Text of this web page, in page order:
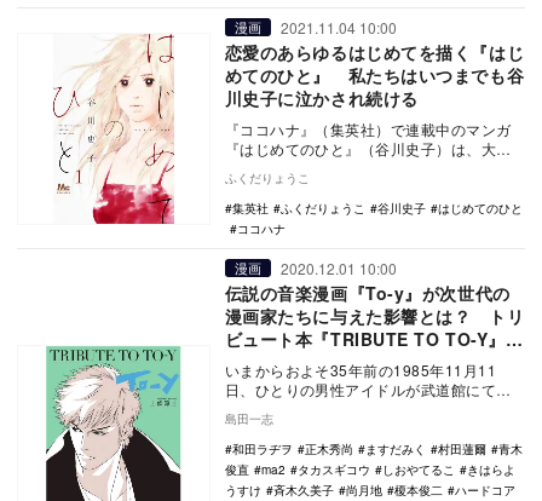
漫画 2021.11.04 10:00
恋愛のあらゆるはじめてを描く『はじ
めてのひと』 私たちはいつまでも谷
川史子に泣かされ続ける
『ココハナ』（集英社）で連載中のマンガ
『はじめてのひと』（谷川史子）は、大人
「はじめて」を描…
ふくだりょうこ
集英社
ふくだりょうこ 谷川史子
はじめてのひと
ココハナ
漫画 2020.12.01 10:00
伝説の音楽漫画『To-y』が次世代の
漫画家たちに与えた影響とは？ トリ
ビュート本『TRIBUTE TO TO-Y』が
伝えるもの
いまからおよそ35年前の1985年11月11
日、ひとりの男性アイドルが武道館にて鮮
クバンド…
島田一志
和田ラヂヲ
正木秀尚 ますだみく 村田蓮爾
青木
俊直
ma2 タカスギコウ しおやてるこ
きはらよ
うすけ
斉木久美子 尚月地 榎本俊二
ハードコア